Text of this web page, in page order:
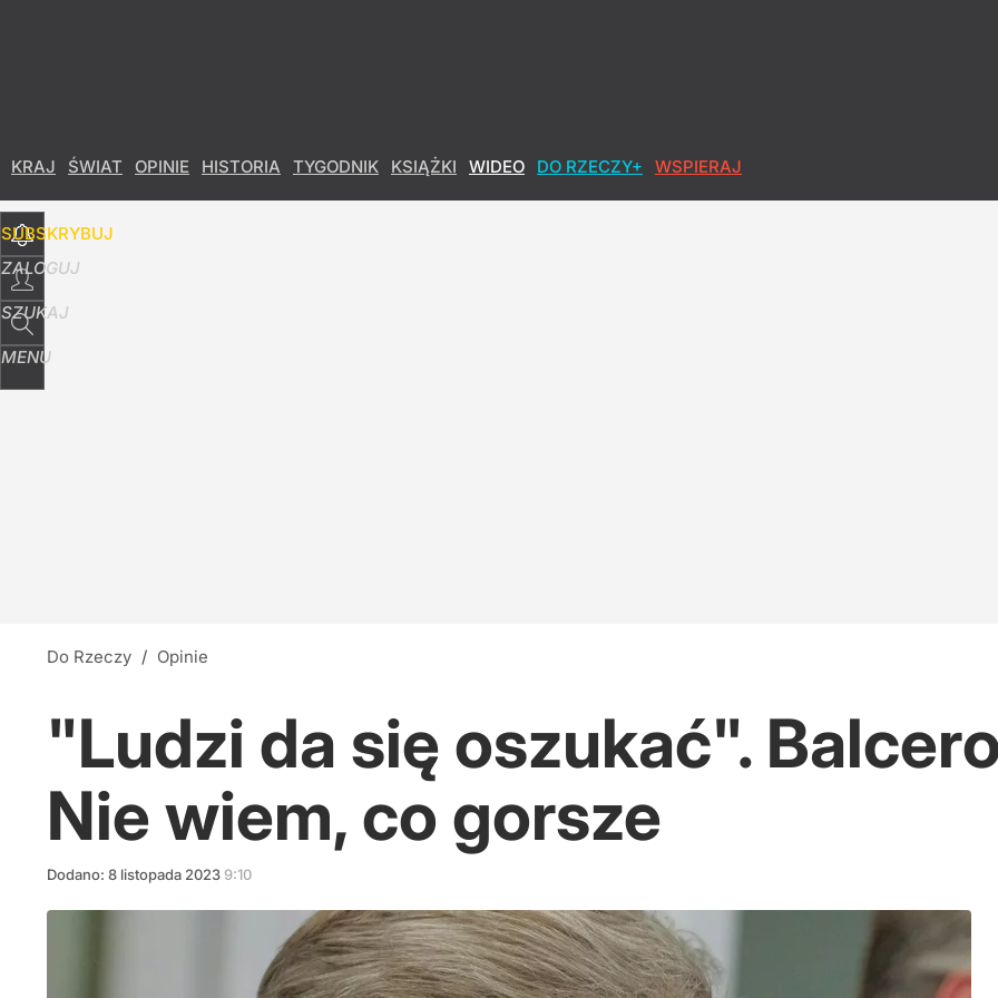
KRAJ ŚWIAT OPINIE HISTORIA TYGODNIK KSIĄŻKI WIDEO DO RZECZY+ WSPIERAJ
SUBSKRYBUJ
ZALOGUJ
SZUKAJ
MENU
Do Rzeczy / Opinie
"Ludzi da się oszukać".
Nie wiem, co gorsze
Dodano: 8 listopada 2023 9:10